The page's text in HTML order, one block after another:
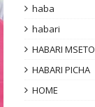
haba
habari
HABARI MSETO
HABARI PICHA
HOME